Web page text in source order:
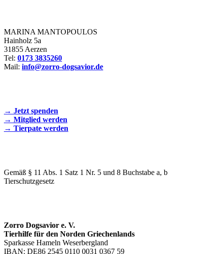
MARINA MANTOPOULOS
Hainholz 5a
31855 Aerzen
Tel: 0173 3835260
Mail: info@zorro-dogsavior.de
→ Jetzt spenden
→ Mitglied werden
→ Tierpate werden
Gemäß § 11 Abs. 1 Satz 1 Nr. 5 und 8 Buchstabe a, b
Tierschutzgesetz
Zorro Dogsavior e. V.
Tierhilfe für den Norden Griechenlands
Sparkasse Hameln Weserbergland
IBAN: DE86 2545 0110 0031 0367 59